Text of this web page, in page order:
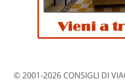
© 2001-2026 CONSIGLI DI